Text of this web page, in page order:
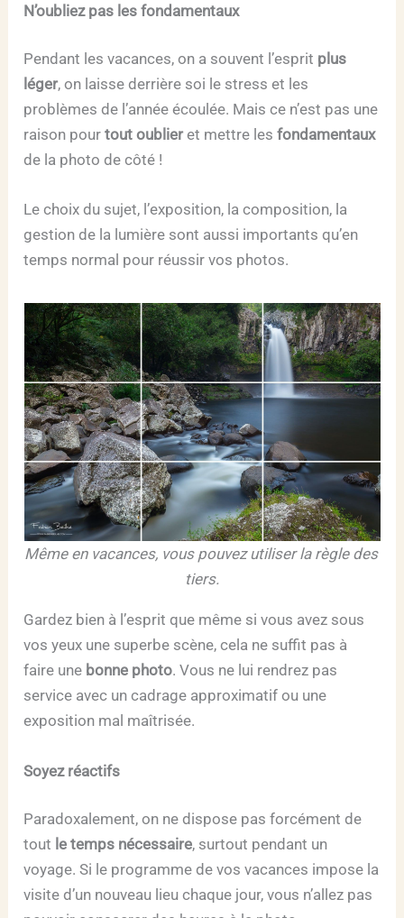
N’oubliez pas les fondamentaux
Pendant les vacances, on a souvent l’esprit plus
léger, on laisse derrière soi le stress et les
problèmes de l’année écoulée. Mais ce n’est pas une
raison pourtout oublieret mettre lesfondamentaux
de la photo de côté !
Le choix du sujet, l’exposition, la composition, la
gestion de la lumière sont aussi importants qu’en
temps normal pour réussir vos photos.
Même en vacances, vous pouvez utiliser la règle des
tiers.
Gardez bien à l’esprit que même si vous avez sous
vos yeux une superbe scène, cela ne suffit pas à
faire une bonne photo. Vous ne lui rendrez pas
service avec un cadrage approximatif ou une
exposition mal maîtrisée.
Soyez réactifs
Paradoxalement, on ne dispose pas forcément de
tout le temps nécessaire, surtout pendant un
voyage. Si le programme de vos vacances impose la
visite d’un nouveau lieu chaque jour, vous n’allez pas